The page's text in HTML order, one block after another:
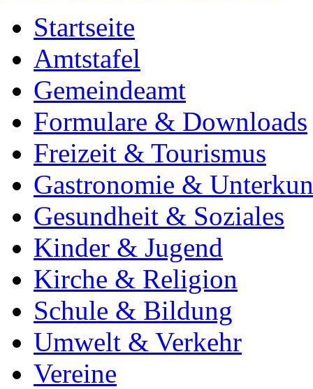
Startseite
Amtstafel
Gemeindeamt
Formulare & Downloads
Freizeit & Tourismus
Gastronomie &
Gesundheit & Soziales
Kinder & Jugend
Kirche & Religion
Schule & Bildung
Umwelt & Verkehr
Vereine